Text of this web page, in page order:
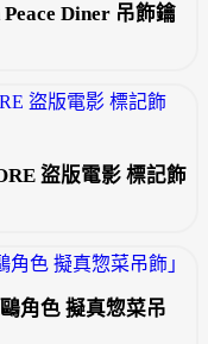
Diner 吊飾鑰
盜版電影 標記飾
角色 擬真惣菜吊